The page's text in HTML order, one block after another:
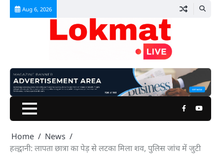
Skip
Aug 6, 2026
Facebook
Home
News
हल्द्वानी: लापता छात्रा का पेड़ से लटका मिला शव, पुलिस जांच में जुटी